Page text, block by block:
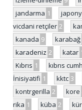
jandarma 1
vicdani retçiler 2
kanada 9 karabağ
karadeniz 2 katar
Kıbrıs 1 kıbrıs
İnisiyatifi 1 kktc 3
kontrgerilla 2 kore
rika 1 küba 2